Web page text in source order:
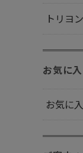
トリヨ
お気に
お気に